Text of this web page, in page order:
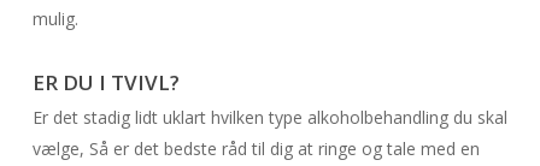
mulig.
ER DU I TVIVL?
Er det stadig lidt uklart hvilken type alkoholbehandling du skal
vælge, Så er det bedste råd til dig at ringe og tale med en